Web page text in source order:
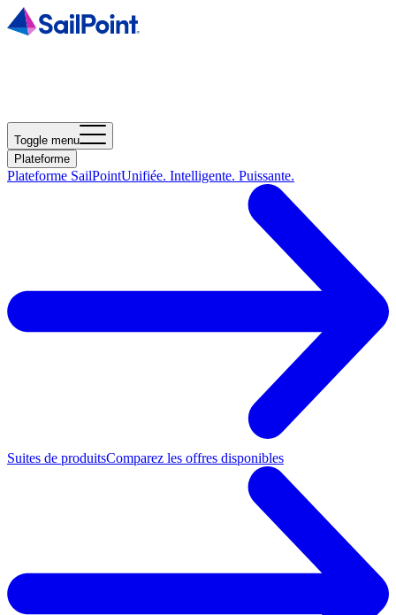
Toggle menu
Plateforme
Plateforme SailPointUnifiée. Intelligente. Puissante.
Suites de produitsComparez les offres disponibles